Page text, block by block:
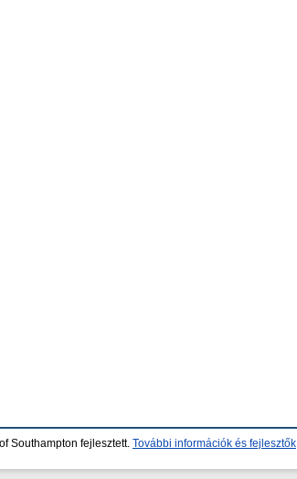
Southampton fejlesztett. További információk és fejlesztők